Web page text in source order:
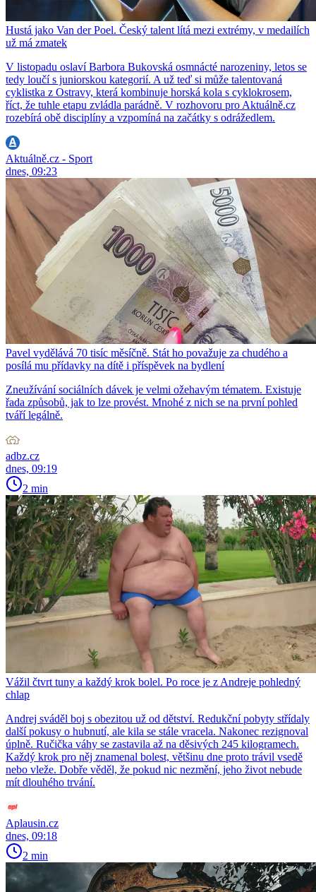
Hustá jako Van der Poel. Český talent lítá mezi extrémy, v medailích
už má zmatek
V listopadu oslaví Barbora Bukovská osmnácté narozeniny, letos se
tedy loučí s juniorskou kategorií. A už teď si může talentovaná
cyklistka z Ostravy, která kombinuje horská kola s cyklokrosem,
říct, že tuhle etapu zvládla parádně. V rozhovoru pro Aktuálně.cz
rozebírá obě disciplíny a vzpomíná na začátky s odrážedlem.
Aktuálně.cz - Sport
dnes, 09:23
Pavel vydělává 70 tisíc měsíčně. Stát ho považuje za chudého a
posílá mu přídavky na dítě i příspěvek na bydlení
Zneužívání sociálních dávek je velmi ožehavým tématem. Existuje
řada způsobů, jak to lze provést. Mnohé z nich se na první pohled
tváří legálně.
adbz.cz
dnes, 09:19
2 min
Vážil čtvrt tuny a každý krok bolel. Po roce je z Andreje pohledný
chlap
Andrej sváděl boj s obezitou už od dětství. Redukční pobyty střídaly
další pokusy o hubnutí, ale kila se stále vracela. Nakonec rezignoval
úplně. Ručička váhy se zastavila až na děsivých 245 kilogramech.
Každý krok pro něj znamenal bolest, většinu dne proto trávil vsedě
nebo vleže. Dobře věděl, že pokud nic nezmění, jeho život nebude
mít dlouhého trvání.
Aplausin.cz
dnes, 09:18
2 min